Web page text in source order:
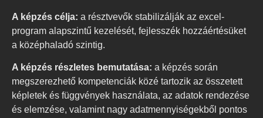
A képzés célja: a résztvevők stabilizálják az excel-
program alapszintű kezelését, fejlesszék hozzáértésüket
a középhaladó szintig.
A képzés részletes bemutatása: a képzés során
megszerezhető kompetenciák közé tartozik az összetett
képletek és függvények használata, az adatok rendezése
és elemzése, valamint nagy adatmennyiségekből pontos